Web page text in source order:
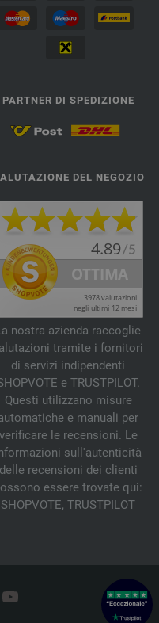
PARTNER DI SPEDIZIONE
DEL NEGOZIO
nostra azienda raccoglie
tramite i fornitori
di servizi indipendenti
e TRUSTPILOT.
Questi utilizzano misure
e manuali per
verificare le recensioni. Le
sull'autenticità
delle recensioni dei clienti
essere trovate qui:
SHOPVOTE, TRUSTPILOT